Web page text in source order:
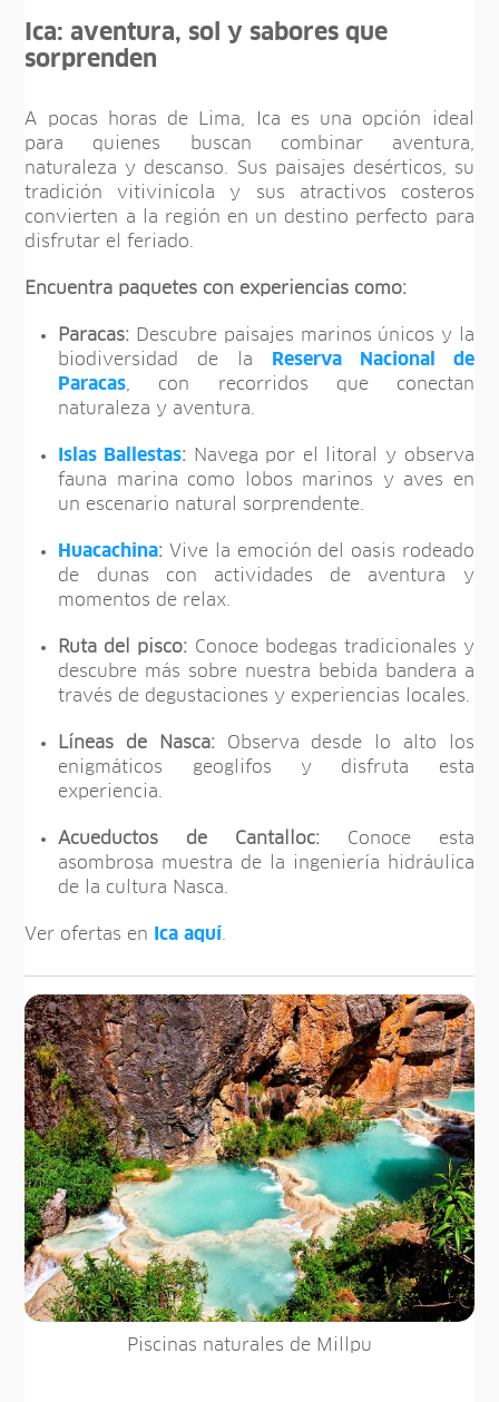
Ica: aventura, sol y sabores que
sorprenden
A pocas horas de Lima, Ica es una opción ideal
para quienes buscan combinar aventura,
naturaleza y descanso. Sus paisajes desérticos, su
tradición vitivinícola y sus atractivos costeros
convierten a la región en un destino perfecto para
disfrutar el feriado.
Encuentra paquetes con experiencias como:
Paracas: Descubre paisajes marinos únicos y la
biodiversidad de la
Reserva Nacional de
Paracas , con recorridos que conectan
naturaleza y aventura.
Islas Ballestas: Navega por el litoral y observa
fauna marina como lobos marinos y aves en
un escenario natural sorprendente.
Huacachina: Vive la emoción del oasis rodeado
de dunas con actividades de aventura y
momentos de relax.
Ruta del pisco: Conoce bodegas tradicionales y
descubre más sobre nuestra bebida bandera a
través de degustaciones y experiencias locales.
Líneas de Nasca: Observa desde lo alto los
enigmáticos geoglifos y disfruta esta
experiencia.
Acueductos de Cantalloc: Conoce esta
asombrosa muestra de la ingeniería hidráulica
de la cultura Nasca.
Ver ofertas en Ica aquí
Piscinas naturales de Millpu